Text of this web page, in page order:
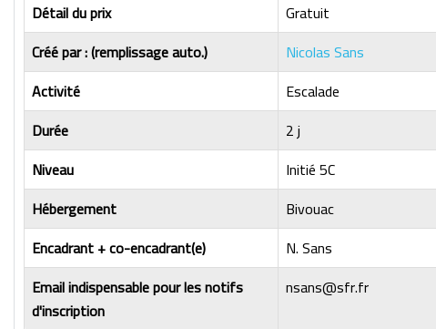
Détail du prix
Gratuit
Créé par : (remplissage auto.)
Nicolas Sans
Activité
Escalade
Durée
2 j
Niveau
Initié 5C
Hébergement
Bivouac
Encadrant + co-encadrant(e)
N. Sans
Email indispensable pour les notifs
d'inscription
nsans@sfr.fr